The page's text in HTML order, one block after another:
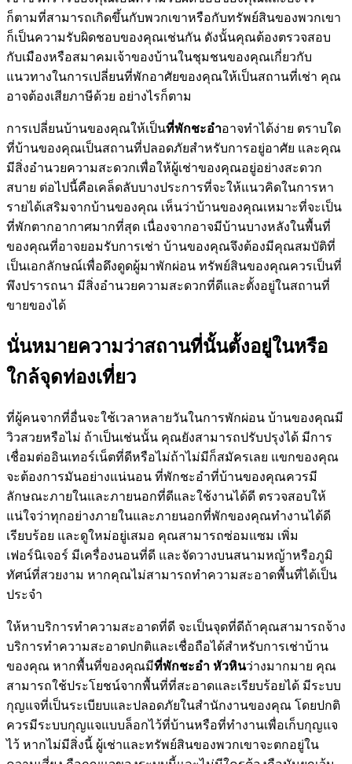
ก็ตามที่สามารถเกิดขึ้นกับพวกเขาหรือกับทรัพย์สินของพวกเขา
ก็เป็นความรับผิดชอบของคุณเช่นกัน ดังนั้นคุณต้องตรวจสอบ
กับเมืองหรือสมาคมเจ้าของบ้านในชุมชนของคุณเกี่ยวกับ
แนวทางในการเปลี่ยนที่พักอาศัยของคุณให้เป็นสถานที่เช่า คุณ
อาจต้องเสียภาษีด้วย อย่างไรก็ตาม
การเปลี่ยนบ้านของคุณให้เป็นที่พักชะอำอาจทำได้ง่าย ตราบใด
ที่บ้านของคุณเป็นสถานที่ปลอดภัยสำหรับการอยู่อาศัย และคุณ
มีสิ่งอำนวยความสะดวกเพื่อให้ผู้เช่าของคุณอยู่อย่างสะดวก
สบาย ต่อไปนี้คือเคล็ดลับบางประการที่จะให้แนวคิดในการหา
รายได้เสริมจากบ้านของคุณ เห็นว่าบ้านของคุณเหมาะที่จะเป็น
ที่พักตากอากาศมากที่สุด เนื่องจากอาจมีบ้านบางหลังในพื้นที่
ของคุณที่อาจยอมรับการเช่า บ้านของคุณจึงต้องมีคุณสมบัติที่
เป็นเอกลักษณ์เพื่อดึงดูดผู้มาพักผ่อน ทรัพย์สินของคุณควรเป็นที่
พึงปรารถนา มีสิ่งอำนวยความสะดวกที่ดีและตั้งอยู่ในสถานที่
ขายของได้
นั่นหมายความว่าสถานที่นั้นตั้งอยู่ในหรือ
ใกล้จุดท่องเที่ยว
ที่ผู้คนจากที่อื่นจะใช้เวลาหลายวันในการพักผ่อน บ้านของคุณมี
วิวสวยหรือไม่ ถ้าเป็นเช่นนั้น คุณยังสามารถปรับปรุงได้ มีการ
เชื่อมต่ออินเทอร์เน็ตที่ดีหรือไม่ถ้าไม่มีก็สมัครเลย แขกของคุณ
จะต้องการมันอย่างแน่นอน ที่พักชะอำที่บ้านของคุณควรมี
ลักษณะภายในและภายนอกที่ดีและใช้งานได้ดี ตรวจสอบให้
แน่ใจว่าทุกอย่างภายในและภายนอกที่พักของคุณทำงานได้ดี
เรียบร้อย และดูใหม่อยู่เสมอ คุณสามารถซ่อมแซม เพิ่ม
เฟอร์นิเจอร์ มีเครื่องนอนที่ดี และจัดวางบนสนามหญ้าหรือภูมิ
ทัศน์ที่สวยงาม หากคุณไม่สามารถทำความสะอาดพื้นที่ได้เป็น
ประจำ
ให้หาบริการทำความสะอาดที่ดี จะเป็นจุดที่ดีถ้าคุณสามารถจ้าง
บริการทำความสะอาดปกติและเชื่อถือได้สำหรับการเช่าบ้าน
ของคุณ หากพื้นที่ของคุณมีที่พักชะอำ หัวหินว่างมากมาย คุณ
สามารถใช้ประโยชน์จากพื้นที่ที่สะอาดและเรียบร้อยได้ มีระบบ
กุญแจที่เป็นระเบียบและปลอดภัยในสำนักงานของคุณ โดยปกติ
ควรมีระบบกุญแจแบบล็อกไว้ที่บ้านหรือที่ทำงานเพื่อเก็บกุญแจ
ไว้ หากไม่มีสิ่งนี้ ผู้เช่าและทรัพย์สินของพวกเขาจะตกอยู่ใน